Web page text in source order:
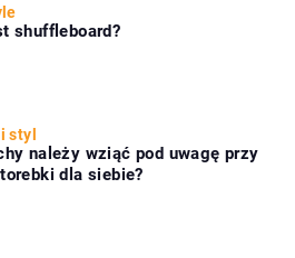
shuffleboard?
styl
należy wziąć pod uwagę przy
dla siebie?